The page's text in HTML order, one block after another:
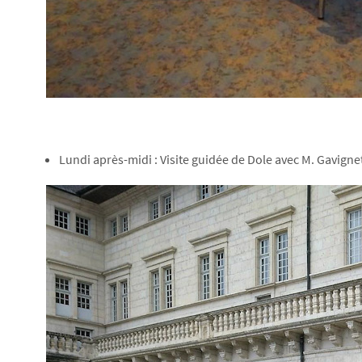
Lundi après-midi : Visite guidée de Dole avec M.